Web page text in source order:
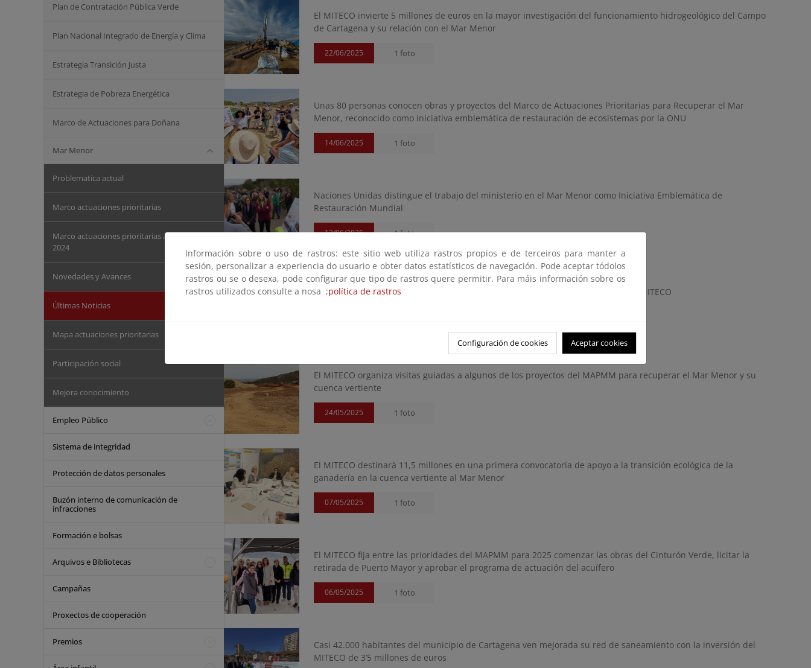
Plan de Contratación Pública Verde
Plan Nacional Integrado de Energía y Clima
Estrategia Transición Justa
Estrategia de Pobreza Energética
Marco de Actuaciones para Doñana
Mar Menor
Problematica actual
Marco actuaciones prioritarias
Marco actuaciones prioritarias actualización
2024
Novedades y Avances
Últimas Noticias
Mapa actuaciones prioritarias
Participación social
Mejora conocimiento
Empleo Público
Sistema de integridad
Protección de datos personales
Buzón interno de comunicación de
infracciones
Formación e bolsas
Arquivos e Bibliotecas
Campañas
Proxectos de cooperación
Premios
El MITECO invierte 5 millones de euros en la mayor investigación del funcionamiento hidrogeológico del Campo
de Cartagena y su relación con el Mar Menor
22/06/2025 1 foto
Unas 80 personas conocen obras y proyectos del Marco de Actuaciones Prioritarias para Recuperar el Mar
Menor, reconocido como iniciativa emblemática de restauración de ecosistemas por la ONU
14/06/2025 1 foto
Naciones Unidas distingue el trabajo del ministerio en el Mar Menor como Iniciativa Emblemática de
Restauración Mundial
12/06/2025 1 foto
La labor de control del regadío ilegal eleva a 9.100 las hectáreas cerradas por el MITECO
El MITECO organiza visitas guiadas a algunos de los proyectos del MAPMM para recuperar el Mar Menor y su
cuenca vertiente
24/05/2025 1 foto
El MITECO destinará 11,5 millones en una primera convocatoria de apoyo a la transición ecológica de la
ganadería en la cuenca vertiente al Mar Menor
07/05/2025 1 foto
El MITECO fija entre las prioridades del MAPMM para 2025 comenzar las obras del Cinturón Verde, licitar la
retirada de Puerto Mayor y aprobar el programa de actuación del acuífero
06/05/2025 1 foto
Casi 42.000 habitantes del municipio de Cartagena ven mejorada su red de saneamiento con la inversión del
MITECO de 3’5 millones de euros
Información sobre o uso de rastros: este sitio web utiliza rastros propios e de terceiros para manter a
sesión, personalizar a experiencia do usuario e obter datos estatísticos de navegación. Pode aceptar tódolos
rastros ou se o desexa, pode configurar que tipo de rastros quere permitir. Para máis información sobre os
rastros utilizados consulte a nosa ;política de rastros
Configuración de cookies Aceptar cookies